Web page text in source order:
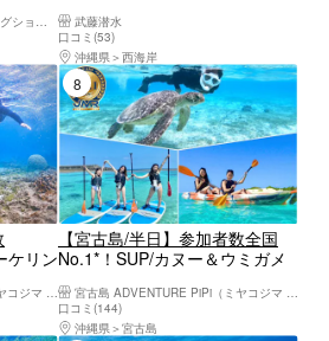
！1
ドライ
青の洞窟専門店 沖縄ダイビングショップ和
♪GoPro無料写真動画すぐスマ
ホ♪無料タオル餌あげ♪当日予
約・初心者大歓迎☆♪レビュー
高評価多数
武藤潜水
口コミ(53)
沖縄県
西海岸
ケリン
特典宮古島 ADVENTURE PiPi（ミヤコジマ アドベンチャー ピピ）
8位
【宮古島/半日】参加者数全国
No.1*！SUP/カヌー＆ウミガメ
コース！写真データ&島内送迎
無料！
宮古島 ADVENTURE PiPi（ミヤコジマ アドベンチャー ピピ）
口コミ(144)
沖縄県
宮古島